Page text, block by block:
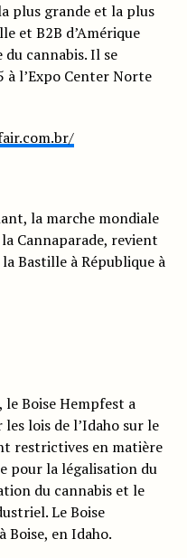
plus grande et la plus
et B2B d’Amérique
cannabis. Il se
à l’Expo Center Norte
la marche mondiale
Cannaparade, revient
Bastille à République à
Boise Hempfest a
lois de l’Idaho sur le
restrictives en matière
pour la légalisation du
du cannabis et le
Le Boise
Boise, en Idaho.